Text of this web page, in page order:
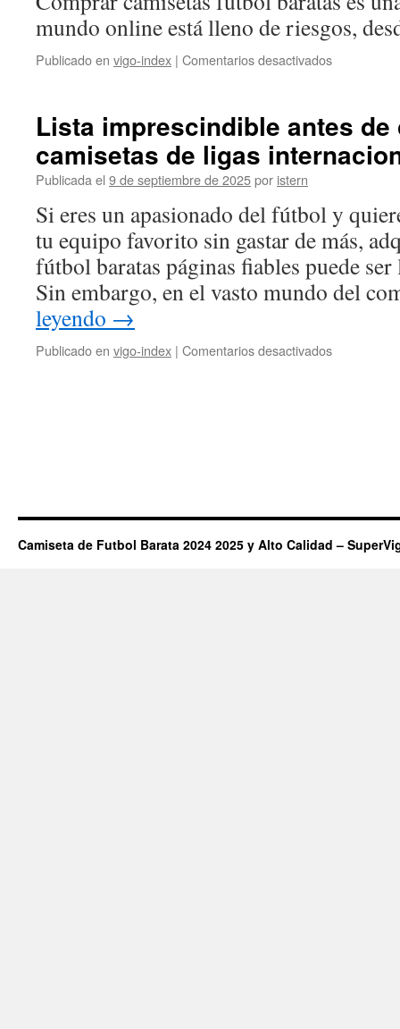
mundo online está lleno de riesgos,
Publicado en vigo-index | Comentarios desactivadosen
sinónimo
de
mala
identificar
camisetas
de
fútbol
a
Lista imprescindible antes de
camisetas de ligas
Publicada el 9 de septiembre de 2025por istern
Si eres un apasionado del fútbol y
tu equipo favorito sin gastar de más,
fútbol baratas páginas fiables puede
Sin embargo, en el vasto mundo del
leyendo →
Publicado en vigo-index | Comentarios desactivadosen
Camiseta de Futbol Barata 2024 2025 y Alto Calidad –